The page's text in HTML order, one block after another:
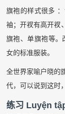
旗袍的样式很多
袖；开衩有高开衩
旗袍、单旗袍等。
女的标准服装。
全世界家喻户晓的
代，可以说到这时
练习 Luyện